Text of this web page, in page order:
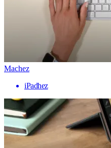
Machez
iPadhez